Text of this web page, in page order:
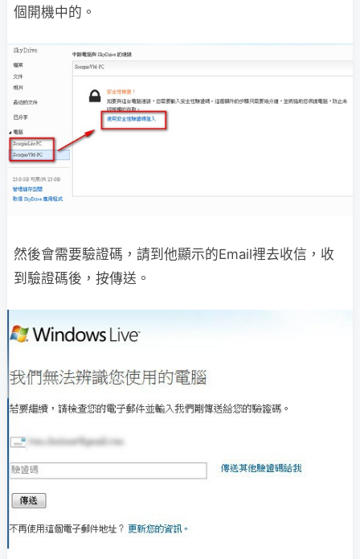
個開機中的。
然後會需要驗證碼，請到他顯示的Email裡去收信，收
到驗證碼後，按傳送。